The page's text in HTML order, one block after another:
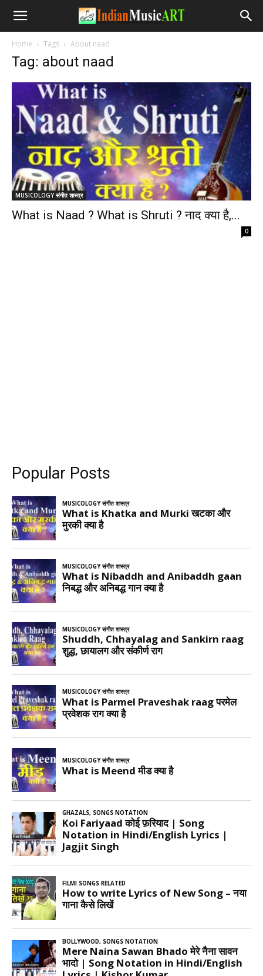
Home Tags About naad
Tag: about naad
MUSICOLOGY संगीत शास्त्र
What is Naad ? What is Shruti ? नाद क्या है,...
- 0
Popular Posts